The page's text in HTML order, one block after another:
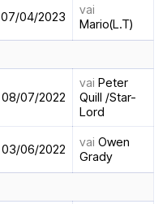
07/04/2023
vai
Mario(L.T)
08/07/2022
vai Peter
Quill /Star-
Lord
03/06/2022 vai Owen
Grady